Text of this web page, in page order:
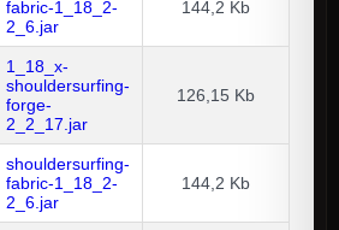
fabric-1_18_2-
2_6.jar
144,2 Kb
1_18_x-
shouldersurfing-
forge-
2_2_17.jar
126,15 Kb
shouldersurfing-
fabric-1_18_2-
2_6.jar
144,2 Kb